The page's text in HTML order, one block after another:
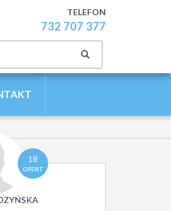
TELEFON
732 707 377
18
OFERT